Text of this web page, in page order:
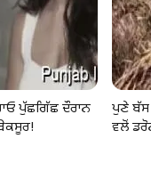
ਪੁੱਛਗਿੱਛ ਦੌਰਾਨ
ਪੁਣੇ ਬੱਸ
ਵਲੋਂ